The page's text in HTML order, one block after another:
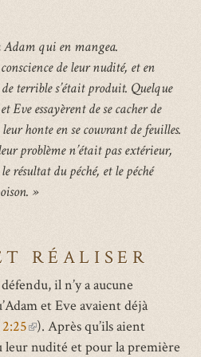
qui en mangea.
de leur nudité, et en
terrible s’était produit. Quelque
essayèrent de se cacher de
honte en se couvrant de feuilles.
problème n’était pas extérieur,
résultat du péché, et le péché
»
RÉALISER
il n’y a aucune
et Eve avaient déjà
(link
is
). Après qu’ils aient
leur nudité et pour la première